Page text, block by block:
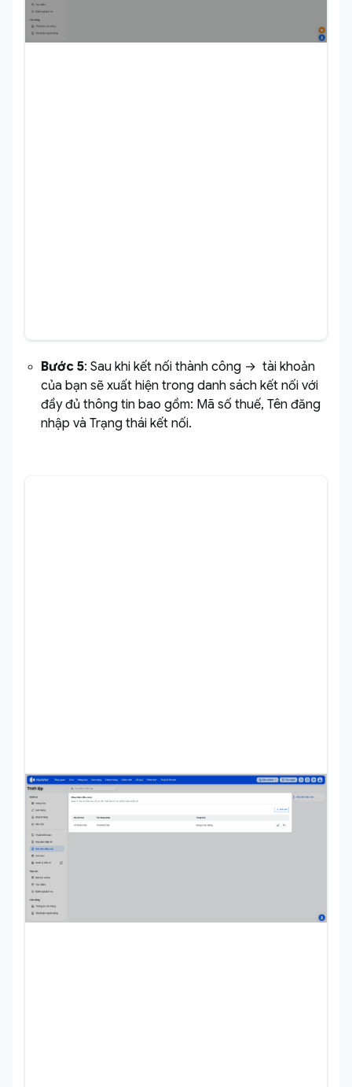
Bước 5: Sau khi kết nối thành công → tài khoản
của bạn sẽ xuất hiện trong danh sách kết nối với
đầy đủ thông tin bao gồm: Mã số thuế, Tên đăng
nhập và Trạng thái kết nối.